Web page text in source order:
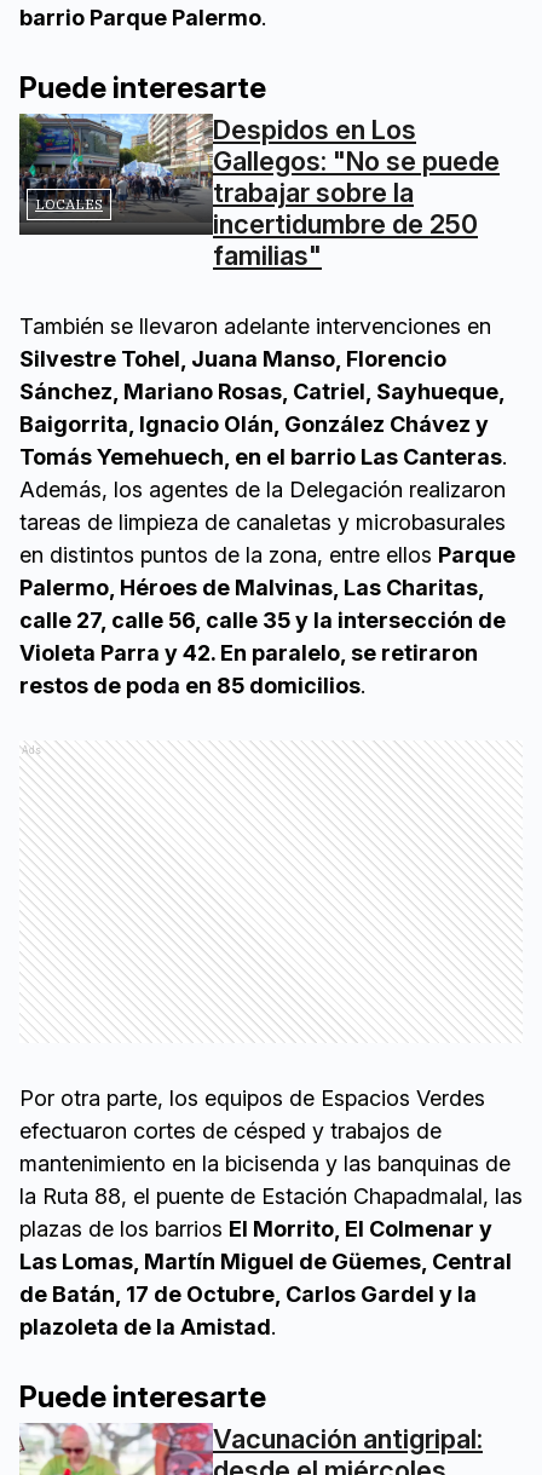
barrio Parque Palermo.
Puede interesarte
LOCALES
Despidos en Los
Gallegos: "No se puede
trabajar sobre la
incertidumbre de 250
familias"
También se llevaron adelante intervenciones en
Silvestre Tohel, Juana Manso, Florencio
Sánchez, Mariano Rosas, Catriel, Sayhueque,
Baigorrita, Ignacio Olán, González Chávez y
Tomás Yemehuech, en el barrio Las Canteras.
Además, los agentes de la Delegación realizaron
tareas de limpieza de canaletas y microbasurales
en distintos puntos de la zona, entre ellos Parque
Palermo, Héroes de Malvinas, Las Charitas,
calle 27, calle 56, calle 35 y la intersección de
Violeta Parra y 42. En paralelo, se retiraron
restos de poda en 85 domicilios.
Ads
Por otra parte, los equipos de Espacios Verdes
efectuaron cortes de césped y trabajos de
mantenimiento en la bicisenda y las banquinas de
la Ruta 88, el puente de Estación Chapadmalal, las
plazas de los barrios El Morrito, El Colmenar y
Las Lomas, Martín Miguel de Güemes, Central
de Batán, 17 de Octubre, Carlos Gardel y la
plazoleta de la Amistad.
Puede interesarte
Vacunación antigripal: